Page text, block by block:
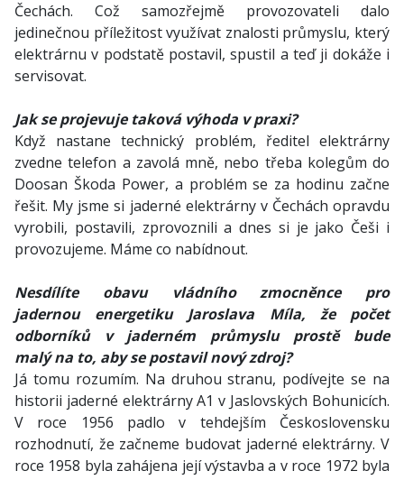
Čechách. Což samozřejmě provozovateli dalo
jedinečnou příležitost využívat znalosti průmyslu, který
elektrárnu v podstatě postavil, spustil a teď ji dokáže i
servisovat.
Jak se projevuje taková výhoda v praxi?
Když nastane technický problém, ředitel elektrárny
zvedne telefon a zavolá mně, nebo třeba kolegům do
Doosan Škoda Power, a problém se za hodinu začne
řešit. My jsme si jaderné elektrárny v Čechách opravdu
vyrobili, postavili, zprovoznili a dnes si je jako Češi i
provozujeme. Máme co nabídnout.
Nesdílíte obavu vládního zmocněnce pro
jadernou energetiku Jaroslava Míla, že počet
odborníků v jaderném průmyslu prostě bude
malý na to, aby se postavil nový zdroj?
Já tomu rozumím. Na druhou stranu, podívejte se na
historii jaderné elektrárny A1 v Jaslovských Bohunicích.
V roce 1956 padlo v tehdejším Československu
rozhodnutí, že začneme budovat jaderné elektrárny. V
roce 1958 byla zahájena její výstavba a v roce 1972 byla